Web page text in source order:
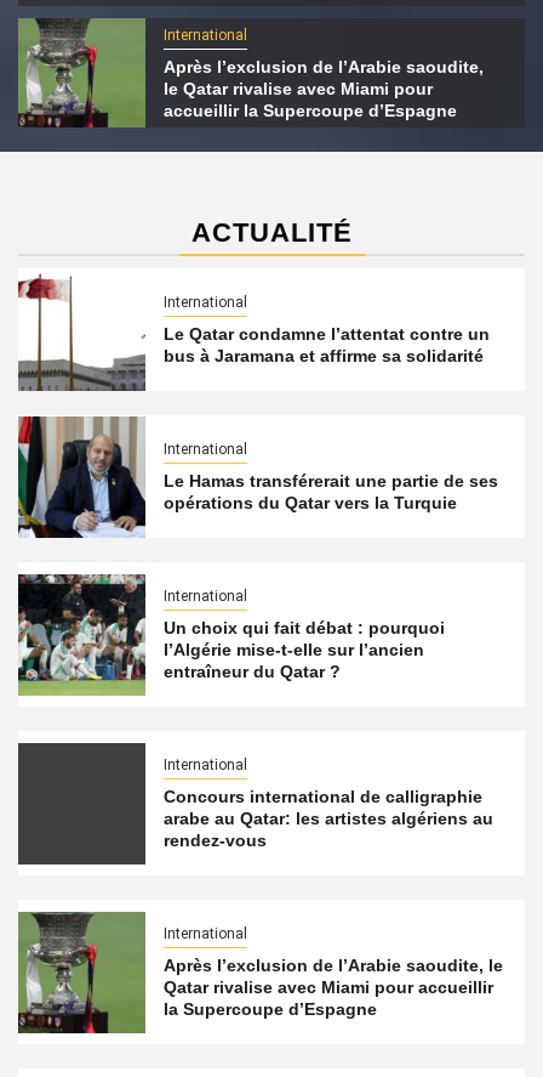
International
Après l’exclusion de l’Arabie saoudite,
le Qatar rivalise avec Miami pour
accueillir la Supercoupe d’Espagne
ACTUALITÉ
International
Le Qatar condamne l’attentat contre un
bus à Jaramana et affirme sa solidarité
International
Le Hamas transférerait une partie de ses
opérations du Qatar vers la Turquie
International
Un choix qui fait débat : pourquoi
l’Algérie mise-t-elle sur l’ancien
entraîneur du Qatar ?
International
Concours international de calligraphie
arabe au Qatar: les artistes algériens au
rendez-vous
International
Après l’exclusion de l’Arabie saoudite, le
Qatar rivalise avec Miami pour accueillir
la Supercoupe d’Espagne